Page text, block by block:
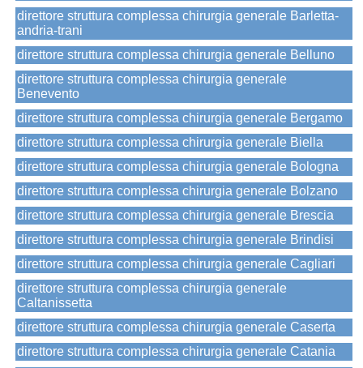
direttore struttura complessa chirurgia generale Barletta-
andria-trani
direttore struttura complessa chirurgia generale Belluno
direttore struttura complessa chirurgia generale
Benevento
direttore struttura complessa chirurgia generale Bergamo
direttore struttura complessa chirurgia generale Biella
direttore struttura complessa chirurgia generale Bologna
direttore struttura complessa chirurgia generale Bolzano
direttore struttura complessa chirurgia generale Brescia
direttore struttura complessa chirurgia generale Brindisi
direttore struttura complessa chirurgia generale Cagliari
direttore struttura complessa chirurgia generale
Caltanissetta
direttore struttura complessa chirurgia generale Caserta
direttore struttura complessa chirurgia generale Catania